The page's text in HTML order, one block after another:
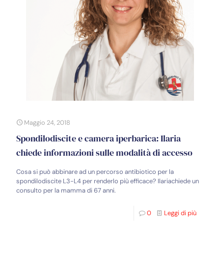
Maggio 24, 2018
Spondilodiscite e camera iperbarica: Ilaria
chiede informazioni sulle modalità di accesso
Cosa si può abbinare ad un percorso antibiotico per la
spondilodiscite L3-L4 per renderlo più efficace? Ilariachiede un
consulto per la mamma di 67 anni.
0 Leggi di più